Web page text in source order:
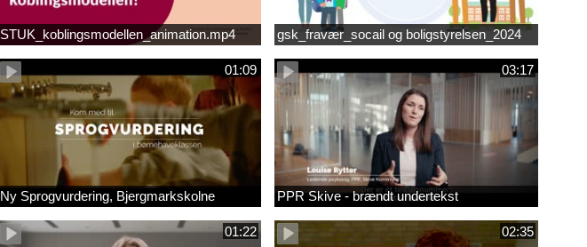
STUK_koblingsmodellen_animation.mp4 gsk_fravær_socail og boligstyrelsen_2024
01:09
Ny Sprogvurdering, Bjergmarkskolne
03:17
PPR Skive - brændt undertekst
01:22 02:35